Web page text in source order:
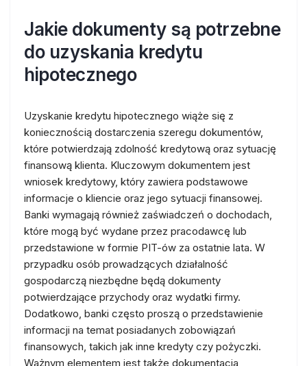
Jakie dokumenty są potrzebne
do uzyskania kredytu
hipotecznego
Uzyskanie kredytu hipotecznego wiąże się z
koniecznością dostarczenia szeregu dokumentów,
które potwierdzają zdolność kredytową oraz sytuację
finansową klienta. Kluczowym dokumentem jest
wniosek kredytowy, który zawiera podstawowe
informacje o kliencie oraz jego sytuacji finansowej.
Banki wymagają również zaświadczeń o dochodach,
które mogą być wydane przez pracodawcę lub
przedstawione w formie PIT-ów za ostatnie lata. W
przypadku osób prowadzących działalność
gospodarczą niezbędne będą dokumenty
potwierdzające przychody oraz wydatki firmy.
Dodatkowo, banki często proszą o przedstawienie
informacji na temat posiadanych zobowiązań
finansowych, takich jak inne kredyty czy pożyczki.
Ważnym elementem jest także dokumentacja